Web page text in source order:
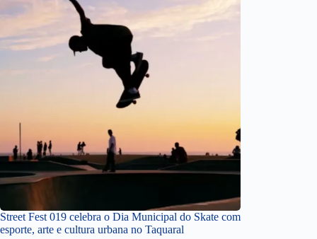
Street Fest 019 celebra o Dia Municipal do Skate com
esporte, arte e cultura urbana no Taquaral